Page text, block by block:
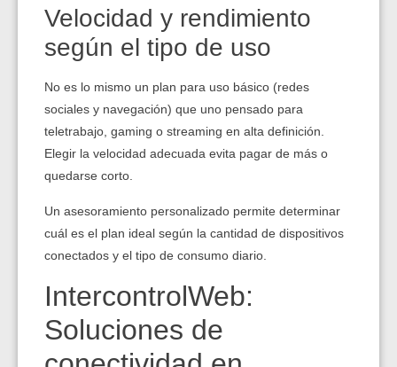
Velocidad y rendimiento
según el tipo de uso
No es lo mismo un plan para uso básico (redes
sociales y navegación) que uno pensado para
teletrabajo, gaming o streaming en alta definición.
Elegir la velocidad adecuada evita pagar de más o
quedarse corto.
Un asesoramiento personalizado permite determinar
cuál es el plan ideal según la cantidad de dispositivos
conectados y el tipo de consumo diario.
IntercontrolWeb:
Soluciones de